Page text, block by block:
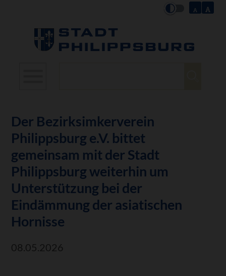
Der Bezirksimkerverein
Philippsburg e.V. bittet
gemeinsam mit der Stadt
Philippsburg weiterhin um
Unterstützung bei der
Eindämmung der asiatischen
Hornisse
08.05.2026